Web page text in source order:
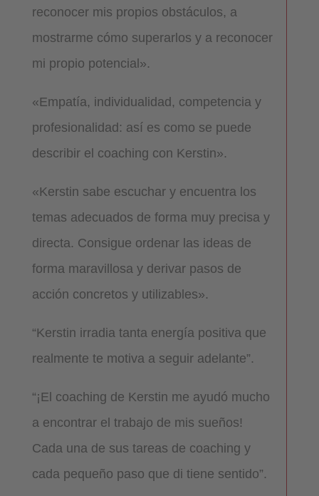
reconocer mis propios obstáculos, a
mostrarme cómo superarlos y a reconocer
mi propio potencial».
«Empatía, individualidad, competencia y
profesionalidad: así es como se puede
describir el coaching con Kerstin».
«Kerstin sabe escuchar y encuentra los
temas adecuados de forma muy precisa y
directa. Consigue ordenar las ideas de
forma maravillosa y derivar pasos de
acción concretos y utilizables».
“Kerstin irradia tanta energía positiva que
realmente te motiva a seguir adelante”.
“¡El coaching de Kerstin me ayudó mucho
a encontrar el trabajo de mis sueños!
Cada una de sus tareas de coaching y
cada pequeño paso que di tiene sentido”.